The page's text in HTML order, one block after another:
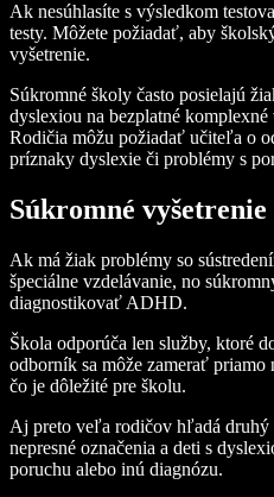
Ak nesúhlasíte s výsledkom
testy. Môžete požiadať, aby
vyšetrenie.
Súkromné školy často posielajú
dyslexiou na bezplatné
Rodičia môžu požiadať učiteľa o
príznaky dyslexie či problémy s
Súkromné
Ak má žiak problémy so
špeciálne vzdelávanie, no
diagnostikovať ADHD.
Škola odporúča len služby, ktoré
odborník sa môže zamerať
čo je dôležité pre školu.
Aj preto veľa rodičov hľadá druhý
nepresné označenia a deti s
poruchu alebo inú diagnózu.